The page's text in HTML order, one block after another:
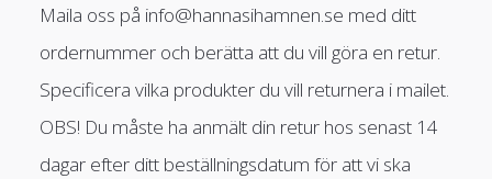
Maila oss på info@hannasihamnen.se med ditt
ordernummer och berätta att du vill göra en retur.
Specificera vilka produkter du vill returnera i mailet.
OBS! Du måste ha anmält din retur hos senast 14
dagar efter ditt beställningsdatum för att vi ska